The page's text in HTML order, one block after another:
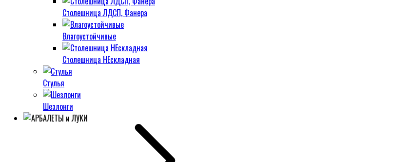
Столешница ЛДСП, Фанера
Влагоустойчивые
Столешница НЕскладная
Стулья
Шезлонги